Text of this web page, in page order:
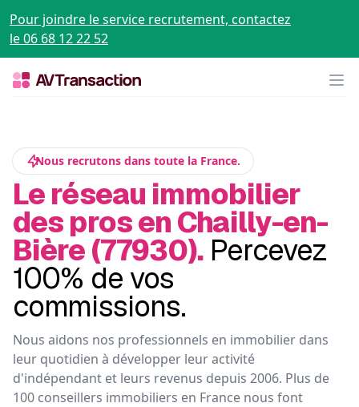
Pour joindre le service recrutement, contactez
le 06 68 12 22 52
Nous recrutons dans toute la France.
Le réseau immobilier
des pros en Chailly-en-
Bière (77930). Percevez
100% de vos
commissions.
Nous aidons nos professionnels en immobilier dans
leur quotidien à développer leur activité
d'indépendant et leurs revenus depuis 2006. Plus de
100 conseillers immobiliers en France nous font